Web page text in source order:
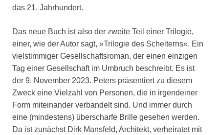
das 21. Jahrhundert.
Das neue Buch ist also der zweite Teil einer Trilogie,
einer, wie der Autor sagt, »Trilogie des Scheiterns«. Ein
vielstimmiger Gesellschaftsroman, der einen einzigen
Tag einer Gesellschaft im Umbruch beschreibt. Es ist
der 9. November 2023. Peters präsentiert zu diesem
Zweck eine Vielzahl von Personen, die in irgendeiner
Form miteinander verbandelt sind. Und immer durch
eine (mindestens) überscharfe Brille gesehen werden.
Da ist zunächst Dirk Mansfeld, Architekt, verheiratet mit